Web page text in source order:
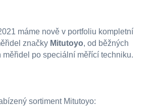
máme nově v portfoliu kompletní
značky Mitutoyo, od běžných
měřidel po speciální měřící techniku.
sortiment Mitutoyo: